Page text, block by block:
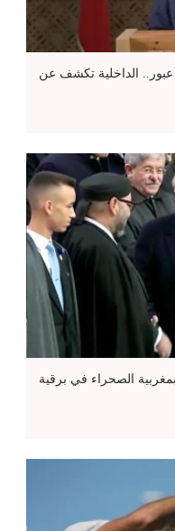
ألف محاولة عبور.. الداخلية تكشف عن
الصحراء في برقية